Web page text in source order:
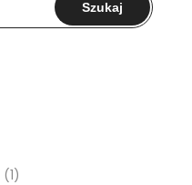
(1)